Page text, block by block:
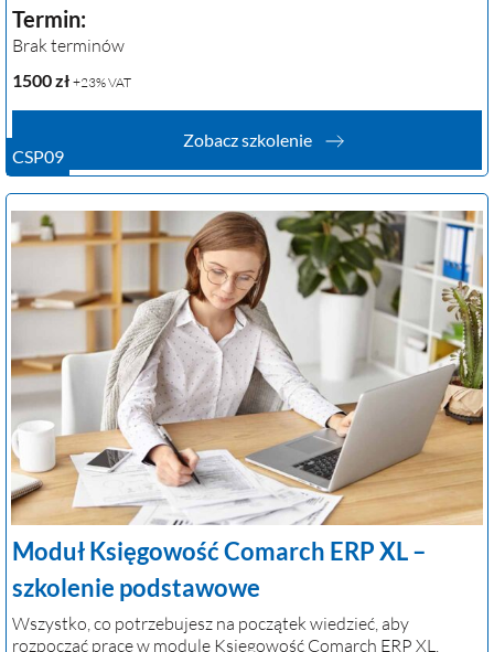
CSP09
Termin:
Brak terminów
1500zł +23% VAT
Zobacz szkolenie
Moduł Księgowość Comarch ERP XL –
szkolenie podstawowe
Wszystko, co potrzebujesz na początek wiedzieć, aby
rozpocząć pracę w module Księgowość Comarch ERP XL.